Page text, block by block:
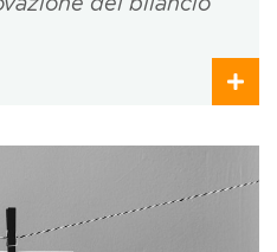
del bilancio